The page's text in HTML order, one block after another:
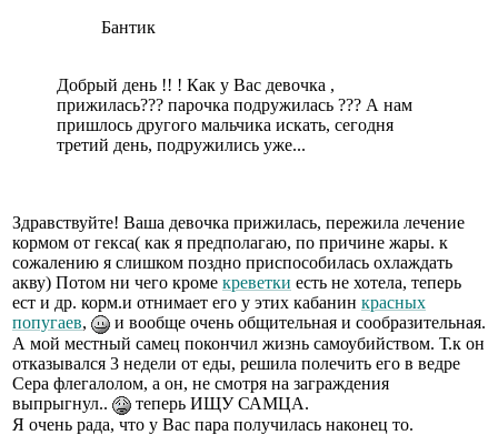
Бантик
Добрый день !! ! Как у Вас девочка ,
прижилась??? парочка подружилась ??? А нам
пришлось другого мальчика искать, сегодня
третий день, подружились уже...
Здравствуйте! Ваша девочка прижилась, пережила лечение
кормом от гекса( как я предполагаю, по причине жары. к
сожалению я слишком поздно приспособилась охлаждать
акву) Потом ни чего кроме креветки есть не хотела, теперь
ест и др. корм.и отнимает его у этих кабанин красных
попугаев,
и вообще очень общительная и сообразительная.
А мой местный самец покончил жизнь самоубийством. Т.к он
отказывался 3 недели от еды, решила полечить его в ведре
Сера флегалолом, а он, не смотря на заграждения
выпрыгнул..
теперь ИЩУ САМЦА.
Я очень рада, что у Вас пара получилась наконец то.